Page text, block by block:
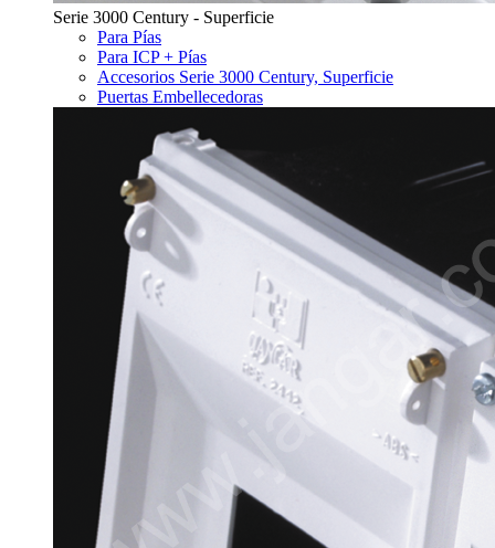
Serie 3000 Century - Superficie
Para Pías
Para ICP + Pías
Accesorios Serie 3000 Century, Superficie
Puertas Embellecedoras